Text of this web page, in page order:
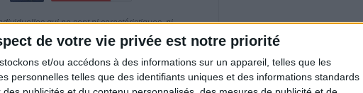
de votre vie privée est notre priorité
stockons et/ou accédons à des informations sur un appareil, telles que les
personnelles telles que des identifiants uniques et des informations standards
qui ne sont ni caractéristiques, ni
alimentaire, des plans de repas contrôlés et
perdre du poids à long terme. Demandez
un régime amincissant, un programme